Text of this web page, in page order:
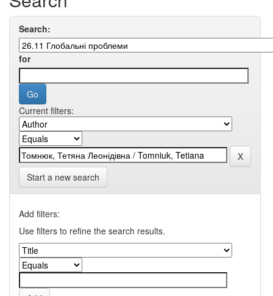
Search:
for
Current filters:
Start a new search
Add filters:
Use filters to refine the search results.